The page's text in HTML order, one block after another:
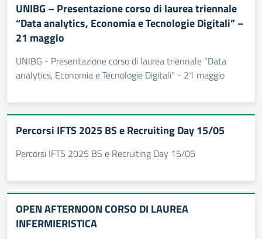
UNIBG – Presentazione corso di laurea triennale
“Data analytics, Economia e Tecnologie Digitali” –
21 maggio
UNIBG - Presentazione corso di laurea triennale "Data
analytics, Economia e Tecnologie Digitali" - 21 maggio
Percorsi IFTS 2025 BS e Recruiting Day 15/05
Percorsi IFTS 2025 BS e Recruiting Day 15/05
OPEN AFTERNOON CORSO DI LAUREA
INFERMIERISTICA